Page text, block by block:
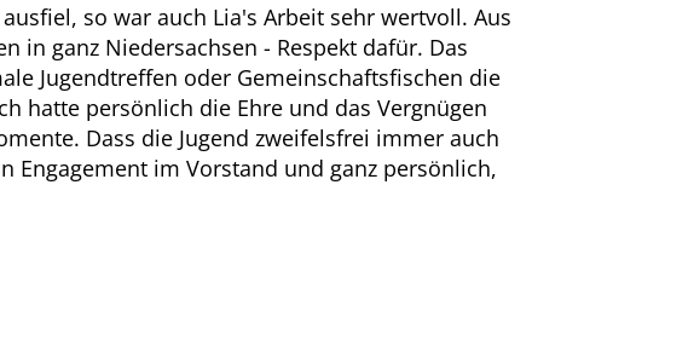
so war auch Lia's Arbeit sehr wertvoll. Aus
in ganz Niedersachsen - Respekt dafür. Das
Jugendtreffen oder Gemeinschaftsfischen die
hatte persönlich die Ehre und das Vergnügen
Dass die Jugend zweifelsfrei immer auch
Engagement im Vorstand und ganz persönlich,